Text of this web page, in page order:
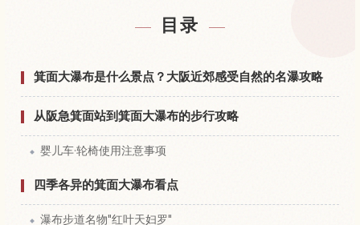
目录
箕面大瀑布是什么景点？大阪近郊感受自然的名瀑攻略
从阪急箕面站到箕面大瀑布的步行攻略
婴儿车·轮椅使用注意事项
四季各异的箕面大瀑布看点
瀑布步道名物"红叶天妇罗"